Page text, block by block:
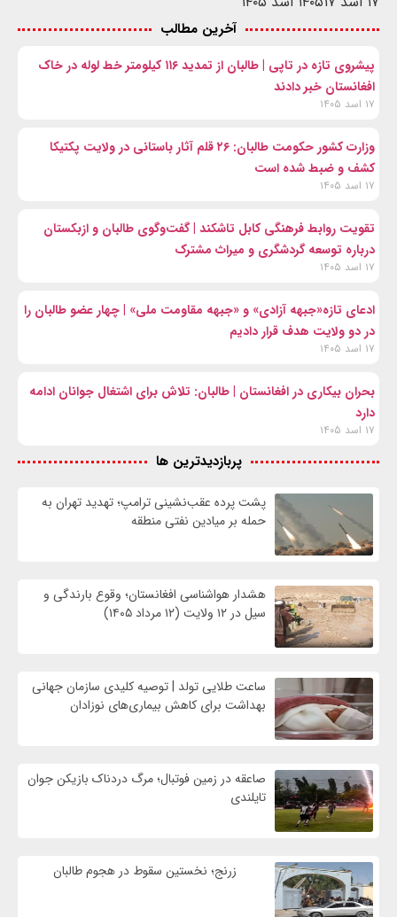
آخرین مطالب
پیشروی تازه در تاپی | طالبان از تمدید ۱۱۶ کیلومتر خط لوله در خاک
افغانستان خبر دادند
۱۷ اسد ۱۴۰۵
وزارت کشور حکومت طالبان: ۲۶ قلم آثار باستانی در ولایت پکتیکا
کشف و ضبط شده است
۱۷ اسد ۱۴۰۵
تقویت روابط فرهنگی کابل تاشکند | گفت‌وگوی طالبان و ازبکستان
درباره توسعه گردشگری و میراث مشترک
۱۷ اسد ۱۴۰۵
ادعای تازه«جبهه آزادی» و «جبهه مقاومت ملی» | چهار عضو طالبان را
در دو ولایت هدف قرار دادیم
۱۷ اسد ۱۴۰۵
بحران بیکاری در افغانستان | طالبان: تلاش برای اشتغال جوانان ادامه
دارد
۱۷ اسد ۱۴۰۵
پربازدیدترین ها
پشت پرده عقب‌نشینی ترامپ؛ تهدید تهران به
حمله بر ميادين نفتی منطقه
هشدار هواشناسی افغانستان؛ وقوع بارندگی و
سیل در ۱۲ ولایت (۱۲ مرداد ۱۴۰۵)
ساعت طلایی تولد | توصیه کلیدی سازمان جهانی
بهداشت برای کاهش بیماری‌های نوزادان
صاعقه در زمین فوتبال؛ مرگ دردناک بازیکن جوان
تایلندی
زرنج؛ نخستین سقوط در هجوم طالبان